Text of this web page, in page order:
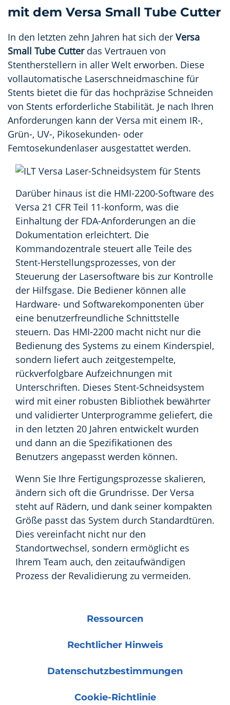
mit dem Versa Small Tube Cutter
In den letzten zehn Jahren hat sich der Versa
Small Tube Cutterdas Vertrauen von
Stentherstellern in aller Welt erworben. Diese
vollautomatische Laserschneidmaschine für
Stents bietet die für das hochpräzise Schneiden
von Stents erforderliche Stabilität. Je nach Ihren
Anforderungen kann der Versa mit einem IR-,
Grün-, UV-, Pikosekunden- oder
Femtosekundenlaser ausgestattet werden.
Darüber hinaus ist die HMI-2200-Software des
Versa 21 CFR Teil 11-konform, was die
Einhaltung der FDA-Anforderungen an die
Dokumentation erleichtert. Die
Kommandozentrale steuert alle Teile des
Stent-Herstellungsprozesses, von der
Steuerung der Lasersoftware bis zur Kontrolle
der Hilfsgase. Die Bediener können alle
Hardware- und Softwarekomponenten über
eine benutzerfreundliche Schnittstelle
steuern. Das HMI-2200 macht nicht nur die
Bedienung des Systems zu einem Kinderspiel,
sondern liefert auch zeitgestempelte,
rückverfolgbare Aufzeichnungen mit
Unterschriften. Dieses Stent-Schneidsystem
wird mit einer robusten Bibliothek bewährter
und validierter Unterprogramme geliefert, die
in den letzten 20 Jahren entwickelt wurden
und dann an die Spezifikationen des
Benutzers angepasst werden können.
Wenn Sie Ihre Fertigungsprozesse skalieren,
ändern sich oft die Grundrisse. Der Versa
steht auf Rädern, und dank seiner kompakten
Größe passt das System durch Standardtüren.
Dies vereinfacht nicht nur den
Standortwechsel, sondern ermöglicht es
Ihrem Team auch, den zeitaufwändigen
Prozess der Revalidierung zu vermeiden.
Ressourcen
Rechtlicher Hinweis
Datenschutzbestimmungen
Cookie-Richtlinie